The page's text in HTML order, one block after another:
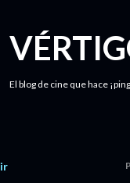
El blog de cine que hace